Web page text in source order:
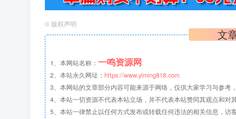
© 版权声明
文
1、本网站名称： 一鸣资源网
2、本站永久网址： https://www.yiming818.com
3、本网站的文章部分内容可能来源于网络，仅供大家学习与参考
4、本站一切资源不代表本站立场，并不代表本站赞同其观点和对
5、本站一律禁止以任何方式发布或转载任何违法的相关信息，访